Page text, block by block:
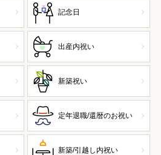
記念日
出産内祝い
新築祝い
定年退職/還暦のお祝い
新築/引越し内祝い